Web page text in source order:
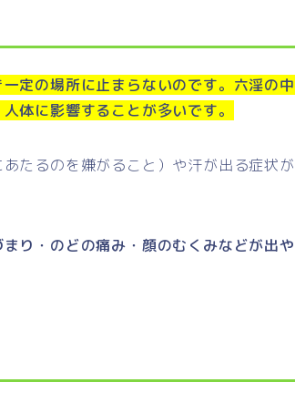
定の場所に止まらないのです。六淫の中
体に影響することが多いです。
たるのを嫌がること）や汗が出る症状が
り・のどの痛み・顔のむくみなどが出や